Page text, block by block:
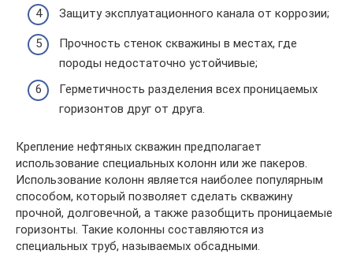
Защиту эксплуатационного канала от коррозии;
Прочность стенок скважины в местах, где
породы недостаточно устойчивые;
Герметичность разделения всех проницаемых
горизонтов друг от друга.
Крепление нефтяных скважин предполагает
использование специальных колонн или же пакеров.
Использование колонн является наиболее популярным
способом, который позволяет сделать скважину
прочной, долговечной, а также разобщить проницаемые
горизонты. Такие колонны составляются из
специальных труб, называемых обсадными.